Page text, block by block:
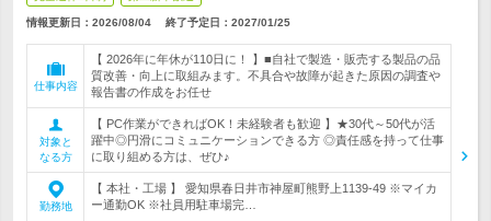
情報更新日：2026/08/04 終了予定日： 2027/01/25
仕事内容
【 2026年に年休が110日に！ 】■自社で製造・販売する製品の品
質改善・向上に取組みます。不具合や故障が起きた原因の調査や
報告書の作成をお任せ
対象と
なる方
【 PC作業ができればOK！未経験者も歓迎 】★30代～50代が活
躍中◎円滑にコミュニケーションできる方 ◎責任感を持って仕事
に取り組める方は、ぜひ♪
勤務地
【 本社・工場 】 愛知県春日井市神屋町熊野上1139-49 ※マイカ
ー通勤OK ※社員用駐車場完…